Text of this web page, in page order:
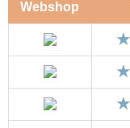
Webshop